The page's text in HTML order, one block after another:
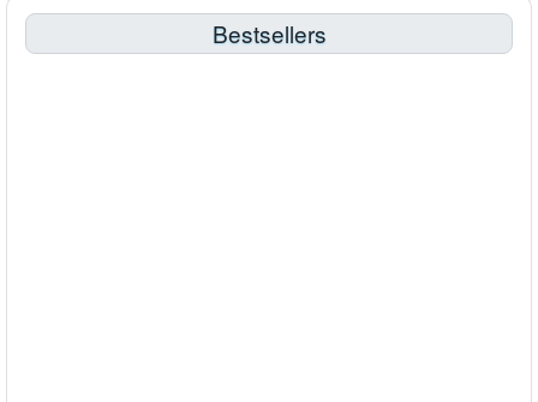
Bestsellers